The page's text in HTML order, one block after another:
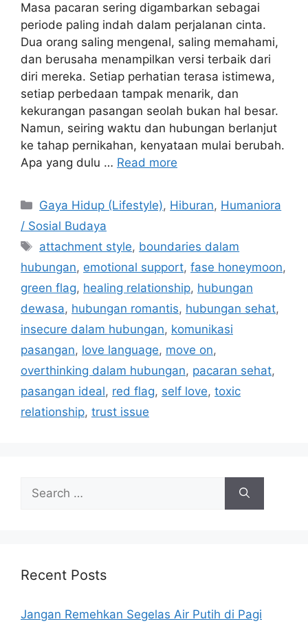
Masa pacaran sering digambarkan sebagai
periode paling indah dalam perjalanan cinta.
Dua orang saling mengenal, saling memahami,
dan berusaha menampilkan versi terbaik dari
diri mereka. Setiap perhatian terasa istimewa,
setiap perbedaan tampak menarik, dan
kekurangan pasangan seolah bukan hal besar.
Namun, seiring waktu dan hubungan berlanjut
ke tahap pernikahan, kenyataan mulai berubah.
Apa yang dulu … Read more
C
a
e
g
o
r
i
s
Gaya Hidup (Lifestyle), Hiburan, Humaniora
/ Sosial Budaya
T
a
s
attachment style, boundaries dalam
hubungan, emotional support, fase honeymoon,
green flag, healing relationship, hubungan
dewasa, hubungan romantis, hubungan sehat,
insecure dalam hubungan, komunikasi
pasangan, love language, move on,
overthinking dalam hubungan, pacaran sehat,
pasangan ideal, red flag, self love, toxic
relationship, trust issue
h
r
Recent Posts
Jangan Remehkan Segelas Air Putih di Pagi